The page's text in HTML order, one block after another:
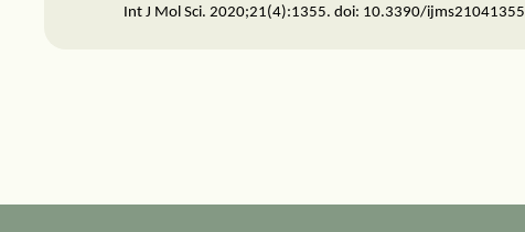
Int J Mol Sci. 2020;21(4):1355. doi: 10.3390/ijms21041355